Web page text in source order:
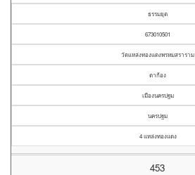
ธรรมยุต
673010501
วัดแหล่งทองแดงพรหมสราราม
ตาก้อง
เมืองนครปฐม
นครปฐม
4 แหล่งทองแดง
453